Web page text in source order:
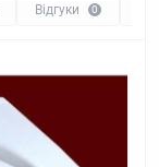
Відгуки 0